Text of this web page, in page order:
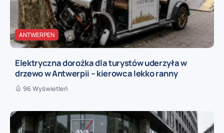
ANTWERPEN
Elektryczna dorożka dla turystów uderzyła w
drzewo w Antwerpii – kierowca lekko ranny
96 Wyświetleń